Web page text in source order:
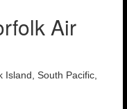
Air
Island, South Pacific,